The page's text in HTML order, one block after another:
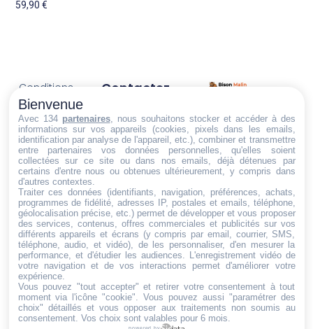
59,90€
Trouvez ce qu'il vous faut,
au bon endroit
Conditions
générales
de vente
Politique de
cookies
Politique de
confidentialité
Mentions
légales
Conditions de
retour et de
remboursement
Droit de
rétractation
Contactez-
Email:
dt@sasbms.fr
Bienvenue
Avec 134 partenaires, nous souhaitons stocker et accéder à des
informations sur vos appareils (cookies, pixels dans les emails,
identification par analyse de l'appareil, etc.), combiner et transmettre
entre partenaires vos données personnelles, qu'elles soient
collectées sur ce site ou dans nos emails, déjà détenues par
certains d'entre nous ou obtenues ultérieurement, y compris dans
d'autres contextes.
Traiter ces données (identifiants, navigation, préférences, achats,
programmes de fidélité, adresses IP, postales et emails, téléphone,
géolocalisation précise, etc.) permet de développer et vous proposer
des services, contenus, offres commerciales et publicités sur vos
différents appareils et écrans (y compris par email, courrier, SMS,
téléphone, audio, et vidéo), de les personnaliser, d'en mesurer la
performance, et d'étudier les audiences. L'enregistrement vidéo de
votre navigation et de vos interactions permet d'améliorer votre
expérience.
Vous pouvez "tout accepter" et retirer votre consentement à tout
moment via l'icône "cookie" . Vous pouvez aussi "paramétrer des
choix" détaillés et vous opposer aux traitements non soumis au
consentement. Vos choix sont valables pour 6 mois.
powered by